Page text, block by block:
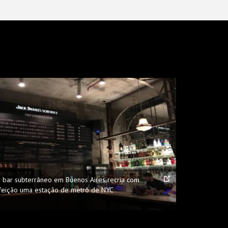
bar subterrâneo em Buenos Aires recria com
uma estação de metrô de NYC